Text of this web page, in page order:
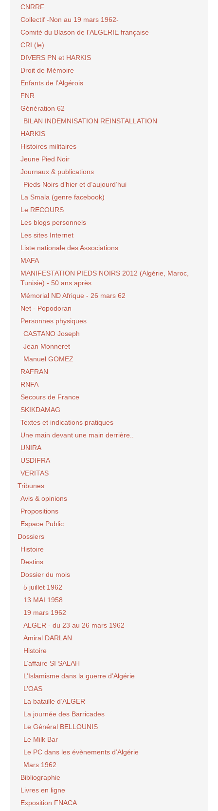
CNRRF
Collectif -Non au 19 mars 1962-
Comité du Blason de l’ALGERIE française
CRI (le)
DIVERS PN et HARKIS
Droit de Mémoire
Enfants de l’Algérois
FNR
Génération 62
BILAN INDEMNISATION REINSTALLATION
HARKIS
Histoires militaires
Jeune Pied Noir
Journaux & publications
Pieds Noirs d’hier et d’aujourd’hui
La Smala (genre facebook)
Le RECOURS
Les blogs personnels
Les sites Internet
Liste nationale des Associations
MAFA
MANIFESTATION PIEDS NOIRS 2012 (Algérie, Maroc,
Tunisie) - 50 ans après
Mémorial ND Afrique - 26 mars 62
Net - Popodoran
Personnes physiques
CASTANO Joseph
Jean Monneret
Manuel GOMEZ
RAFRAN
RNFA
Secours de France
SKIKDAMAG
Textes et indications pratiques
Une main devant une main derrière..
UNIRA
USDIFRA
VERITAS
Tribunes
Avis & opinions
Propositions
Espace Public
Dossiers
Histoire
Destins
Dossier du mois
5 juillet 1962
13 MAI 1958
19 mars 1962
ALGER - du 23 au 26 mars 1962
Amiral DARLAN
Histoire
L’affaire SI SALAH
L’Islamisme dans la guerre d’Algérie
L’OAS
La bataille d’ALGER
La journée des Barricades
Le Général BELLOUNIS
Le Milk Bar
Le PC dans les évènements d’Algérie
Mars 1962
Bibliographie
Livres en ligne
Exposition FNACA